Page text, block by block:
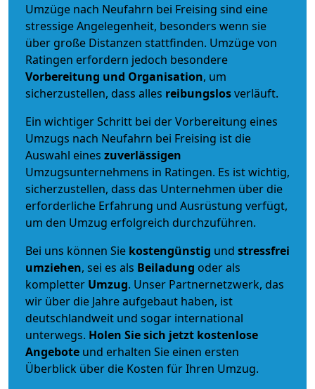
Umzüge nach Neufahrn bei Freising sind eine
stressige Angelegenheit, besonders wenn sie
über große Distanzen stattfinden. Umzüge von
Ratingen erfordern jedoch besondere
Vorbereitung und Organisation, um
sicherzustellen, dass alles reibungslosverläuft.
Ein wichtiger Schritt bei der Vorbereitung eines
Umzugs nach Neufahrn bei Freising ist die
Auswahl eines zuverlässigen
Umzugsunternehmens in Ratingen. Es ist wichtig,
sicherzustellen, dass das Unternehmen über die
erforderliche Erfahrung und Ausrüstung verfügt,
um den Umzug erfolgreich durchzuführen.
Bei uns können Sie kostengünstig und stressfrei
umziehen, sei es als Beiladung oder als
kompletter Umzug. Unser Partnernetzwerk, das
wir über die Jahre aufgebaut haben, ist
deutschlandweit und sogar international
unterwegs. Holen Sie sich jetzt kostenlose
Angebote und erhalten Sie einen ersten
Überblick über die Kosten für Ihren Umzug.